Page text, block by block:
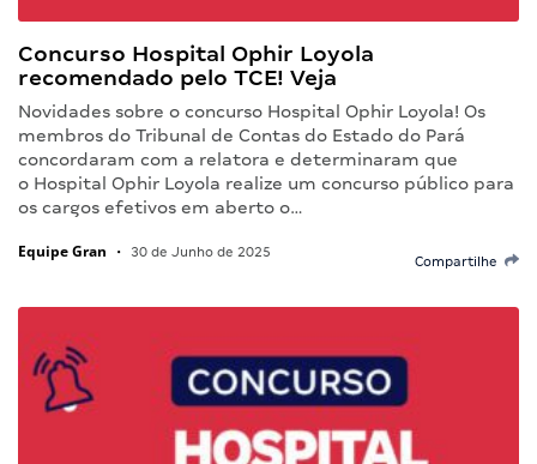
Concurso Hospital Ophir Loyola
recomendado pelo TCE! Veja
Novidades sobre o concurso Hospital Ophir Loyola! Os
membros do Tribunal de Contas do Estado do Pará
concordaram com a relatora e determinaram que
o Hospital Ophir Loyola realize um concurso público para
os cargos efetivos em aberto o…
Equipe Gran • 30 de Junho de 2025
Compartilhe